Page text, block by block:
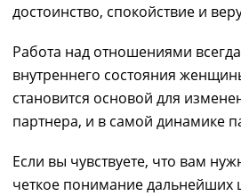
достоинство, спокойствие и
Работа над отношениями
внутреннего состояния
становится основой для
партнера, и в самой динамике
Если вы чувствуете, что вам
четкое понимание дальнейших